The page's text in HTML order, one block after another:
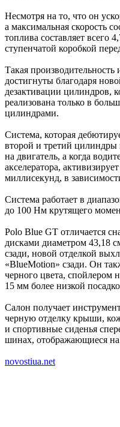
Несмотря на то, что он
а максимальная скорость
топлива составляет всего
ступенчатой коробкой
Такая
достигнуты благодаря
дезактивации цилиндров,
реализована только в
цилиндрами.
Система, которая
второй и третий цилиндры
на двигатель, а когда
акселератора,
миллисекунд, в
Система работает в
до 100 Нм крутящего
Polo Blue GT отличается
дисками диаметром 43,18
сзади, новой отделкой
«BlueMotion» сзади. Он
черного цвета, спойлером
15 мм более низкой
Салон получает
черную отделку крыши,
и спортивные сиденья
шинах, отображающиеся
novostiua.net